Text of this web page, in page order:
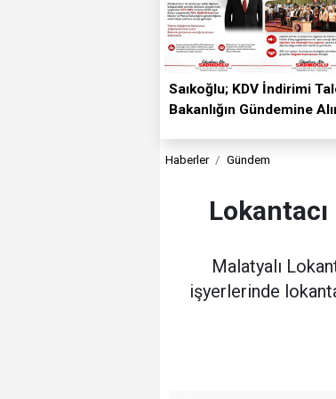
Saıkoğlu; KDV İndirimi
Bakanlığın Gündemine
Haberler Gündem
Malatyalı
işyerlerinde